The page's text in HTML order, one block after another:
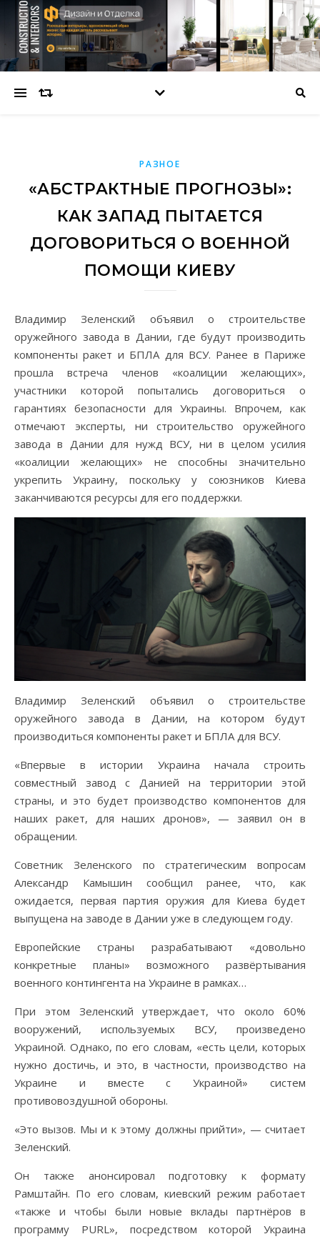
РАЗНОЕ
«АБСТРАКТНЫЕ ПРОГНОЗЫ»:
КАК ЗАПАД ПЫТАЕТСЯ
ДОГОВОРИТЬСЯ О ВОЕННОЙ
ПОМОЩИ КИЕВУ
Владимир Зеленский объявил о строительстве
оружейного завода в Дании, где будут производить
компоненты ракет и БПЛА для ВСУ. Ранее в Париже
прошла встреча членов «коалиции желающих»,
участники которой попытались договориться о
гарантиях безопасности для Украины. Впрочем, как
отмечают эксперты, ни строительство оружейного
завода в Дании для нужд ВСУ, ни в целом усилия
«коалиции желающих» не способны значительно
укрепить Украину, поскольку у союзников Киева
заканчиваются ресурсы для его поддержки.
Владимир Зеленский объявил о строительстве
оружейного завода в Дании, на котором будут
производиться компоненты ракет и БПЛА для ВСУ.
«Впервые в истории Украина начала строить
совместный завод с Данией на территории этой
страны, и это будет производство компонентов для
наших ракет, для наших дронов», — заявил он в
обращении.
Советник Зеленского по стратегическим вопросам
Александр Камышин сообщил ранее, что, как
ожидается, первая партия оружия для Киева будет
выпущена на заводе в Дании уже в следующем году.
Европейские страны разрабатывают «довольно
конкретные планы» возможного развёртывания
военного контингента на Украине в рамках…
При этом Зеленский утверждает, что около 60%
вооружений, используемых ВСУ, произведено
Украиной. Однако, по его словам, «есть цели, которых
нужно достичь, и это, в частности, производство на
Украине и вместе с Украиной» систем
противовоздушной обороны.
«Это вызов. Мы и к этому должны прийти», — считает
Зеленский.
Он также анонсировал подготовку к формату
Рамштайн. По его словам, киевский режим работает
«также и чтобы были новые вклады партнёров в
программу PURL», посредством которой Украина